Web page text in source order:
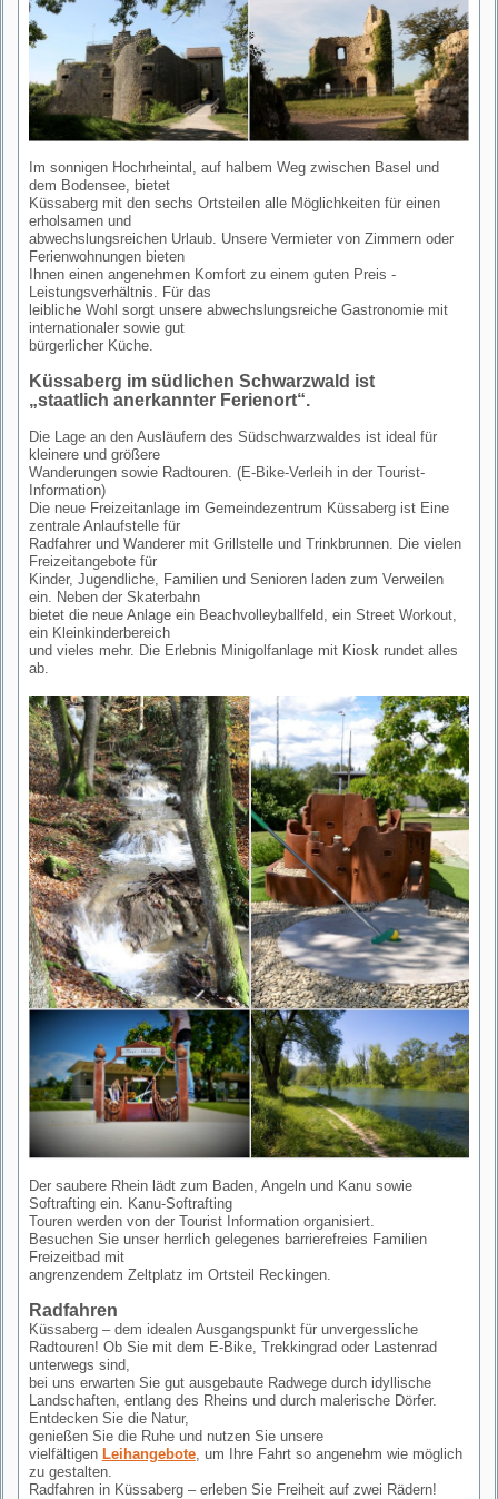
Im sonnigen Hochrheintal, auf halbem Weg zwischen Basel und
dem Bodensee, bietet
Küssaberg mit den sechs Ortsteilen alle Möglichkeiten für einen
erholsamen und
abwechslungsreichen Urlaub. Unsere Vermieter von Zimmern oder
Ferienwohnungen bieten
Ihnen einen angenehmen Komfort zu einem guten Preis -
Leistungsverhältnis. Für das
leibliche Wohl sorgt unsere abwechslungsreiche Gastronomie mit
internationaler sowie gut
bürgerlicher Küche.
Küssaberg im südlichen Schwarzwald ist
„staatlich anerkannter Ferienort“.
Die Lage an den Ausläufern des Südschwarzwaldes ist ideal für
kleinere und größere
Wanderungen sowie Radtouren. (E-Bike-Verleih in der Tourist-
Information)
Die neue Freizeitanlage im Gemeindezentrum Küssaberg ist Eine
zentrale Anlaufstelle für
Radfahrer und Wanderer mit Grillstelle und Trinkbrunnen. Die vielen
Freizeitangebote für
Kinder, Jugendliche, Familien und Senioren laden zum Verweilen
ein. Neben der Skaterbahn
bietet die neue Anlage ein Beachvolleyballfeld, ein Street Workout,
ein Kleinkinderbereich
und vieles mehr. Die Erlebnis Minigolfanlage mit Kiosk rundet alles
ab.
Der saubere Rhein lädt zum Baden, Angeln und Kanu sowie
Softrafting ein. Kanu-Softrafting
Touren werden von der Tourist Information organisiert.
Besuchen Sie unser herrlich gelegenes barrierefreies Familien
Freizeitbad mit
angrenzendem Zeltplatz im Ortsteil Reckingen.
Radfahren
Küssaberg – dem idealen Ausgangspunkt für unvergessliche
Radtouren! Ob Sie mit dem E-Bike, Trekkingrad oder Lastenrad
unterwegs sind,
bei uns erwarten Sie gut ausgebaute Radwege durch idyllische
Landschaften, entlang des Rheins und durch malerische Dörfer.
Entdecken Sie die Natur,
genießen Sie die Ruhe und nutzen Sie unsere
vielfältigen Leihangebote, um Ihre Fahrt so angenehm wie möglich
zu gestalten.
Radfahren in Küssaberg – erleben Sie Freiheit auf zwei Rädern!